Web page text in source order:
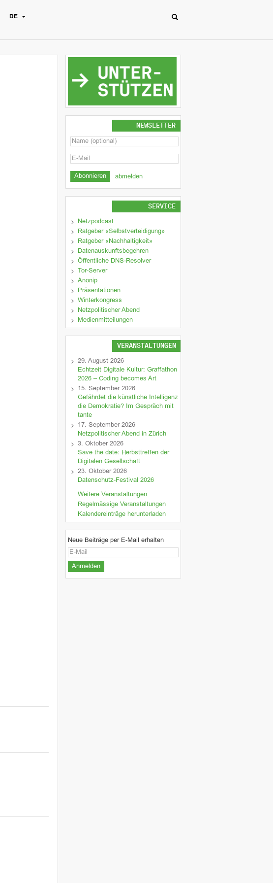
DE
NEWSLETTER
abmelden
SERVICE
Netzpodcast
Ratgeber «Selbstverteidigung»
Ratgeber «Nachhaltigkeit»
Datenauskunftsbegehren
Öffentliche DNS-Resolver
Tor-Server
Anonip
Präsentationen
Winterkongress
Netzpolitischer Abend
Medienmitteilungen
VERANSTALTUNGEN
29. August 2026
Echtzeit Digitale Kultur: Graffathon
2026 – Coding becomes Art
15. September 2026
Gefährdet die künstliche Intelligenz
die Demokratie? Im Gespräch mit
tante
17. September 2026
Netzpolitischer Abend in Zürich
3. Oktober 2026
Save the date: Herbsttreffen der
Digitalen Gesellschaft
23. Oktober 2026
Datenschutz-Festival 2026
Weitere Veranstaltungen
Regelmässige Veranstaltungen
Kalendereinträge herunterladen
Neue Beiträge per E-Mail erhalten